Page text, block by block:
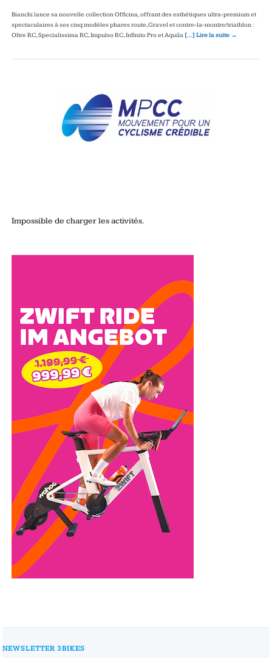
Bianchi lance sa nouvelle collection Officina, offrant des esthétiques ultra‑premium et
spectaculaires à ses cinq modèles phares route, Gravel et contre‑la‑montre/triathlon :
Oltre RC, Specialissima RC, Impulso RC, Infinito Pro et Aquila […] Lire la suite →
Impossible de charger les activités.
NEWSLETTER 3BIKES